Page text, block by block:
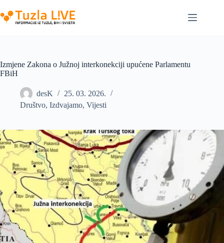
to
content
Izmjene Zakona o Južnoj interkonekciji upućene Parlamentu
FBiH
desK
25. 03. 2026.
Društvo, Izdvajamo, Vijesti